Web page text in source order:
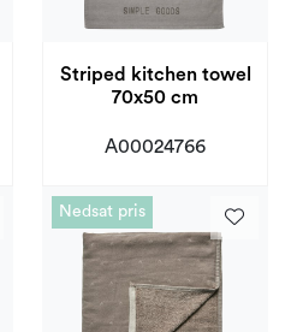
Striped kitchen towel
70x50 cm
A00024766
Nedsat pris